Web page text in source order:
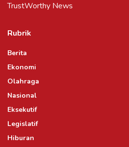
TrustWorthy News
Rubrik
Berita
Ekonomi
Olahraga
Nasional
Eksekutif
Legislatif
Hiburan